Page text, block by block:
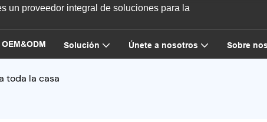
un proveedor integral de soluciones para la
OEM&ODM Solución Únete a nosotros Sobre
toda la casa